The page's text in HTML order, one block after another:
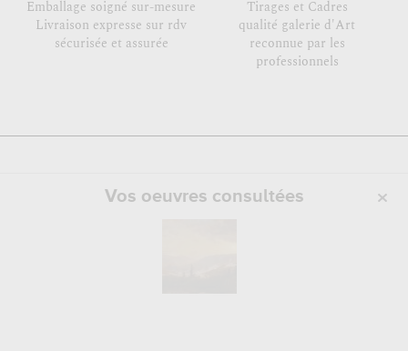
Emballage soigné sur-mesure
Livraison expresse sur rdv
sécurisée et assurée
Tirages et Cadres
qualité galerie d'Art
reconnue par les
professionnels
Vos oeuvres consultées